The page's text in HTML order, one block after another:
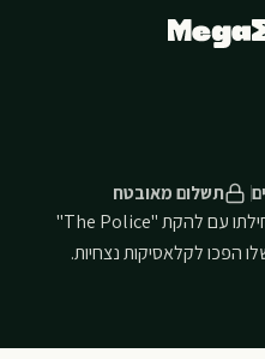
תשלום מאובטח
סטינג, האמן הבריטי האגדי, נודע בתחילתו עם להקת "The Police"
הפכו לקלאסיקות נצחיות.